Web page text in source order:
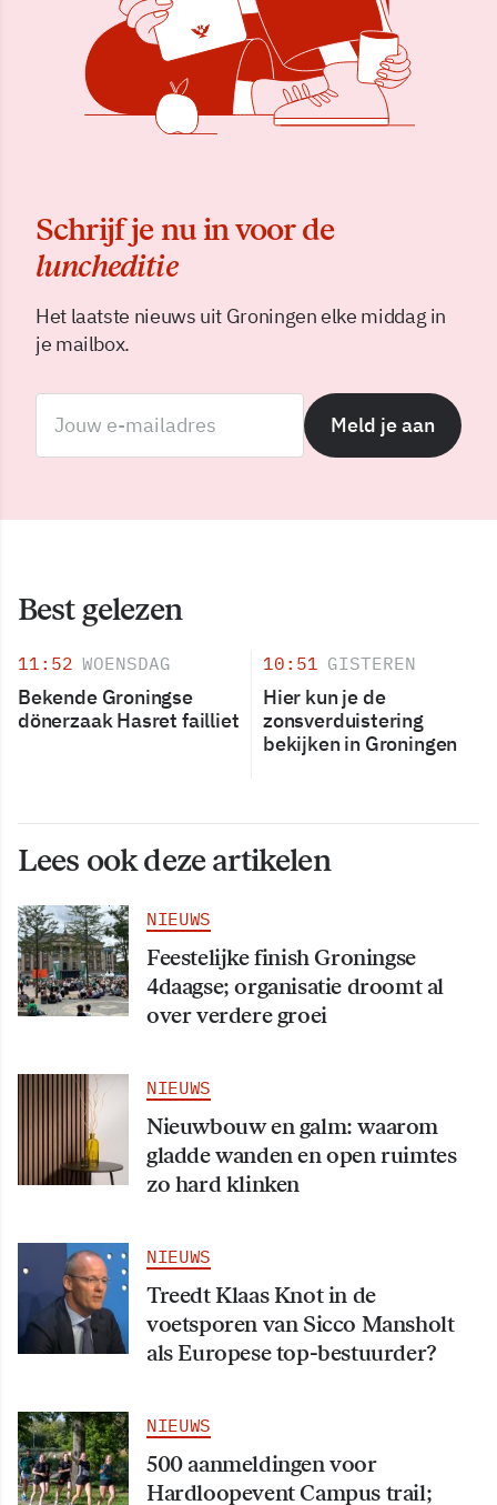
Schrijf je nu in voor de
luncheditie
Het laatste nieuws uit Groningen elke middag in
je mailbox.
Meld je aan
Best gelezen
11:52 WOENSDAG
Bekende Groningse
dönerzaak Hasret failliet
10:51 GISTEREN
Hier kun je de
zonsverduistering
bekijken in Groningen
Lees ook deze artikelen
NIEUWS
Feestelijke finish Groningse
4daagse; organisatie droomt al
over verdere groei
NIEUWS
Nieuwbouw en galm: waarom
gladde wanden en open ruimtes
zo hard klinken
NIEUWS
Treedt Klaas Knot in de
voetsporen van Sicco Mansholt
als Europese top-bestuurder?
NIEUWS
500 aanmeldingen voor
Hardloopevent Campus trail;